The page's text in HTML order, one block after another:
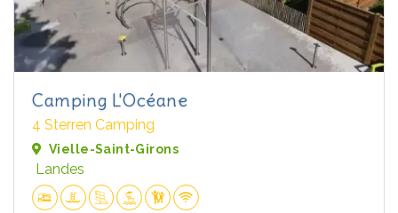
Camping L'Océane
4 Sterren Camping
Vielle-Saint-Girons
Landes